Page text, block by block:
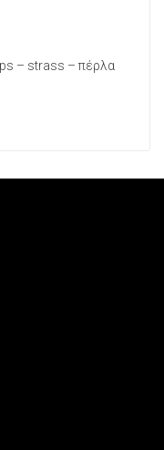
– strass – πέρλα